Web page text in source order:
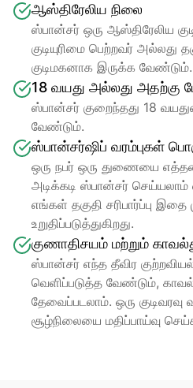
ஆஸ்திரேலிய நிலை
ஸ்பான்சர் ஒரு ஆஸ்திரேலிய
குடியுரிமை பெற்றவர் அல்லது
குடிமகனாக இருக்க வேண்டும்.
18 வயது அல்லது அதற்கு
ஸ்பான்சர் குறைந்தது 18
வேண்டும்.
ஸ்பான்சர்ஷிப் வரம்புகள்
ஒரு நபர் ஒரு துணையை
அடிக்கடி ஸ்பான்சர்
எங்கள் தகுதி சரிபார்ப்பு இதை
உறுதிப்படுத்துகிறது.
குணாதிசயம் மற்றும்
ஸ்பான்சர் எந்த தீவிர
வெளிப்படுத்த வேண்டும்,
தேவைப்படலாம். ஒரு
சூழ்நிலையை மதிப்பாய்வு